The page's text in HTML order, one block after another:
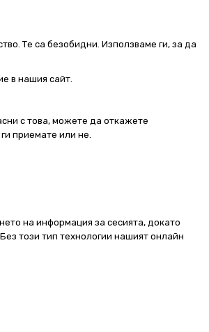
Те са безобидни. Използваме ги, за да
в нашия сайт.
с това, можете да откажете
приемате или не.
на информация за сесията, докато
този тип технологии нашият онлайн